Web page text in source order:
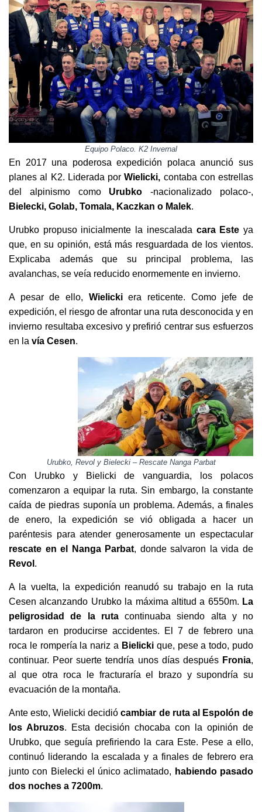
Equipo Polaco. K2 Invernal
En 2017 una poderosa expedición polaca anunció sus
planes al K2. Liderada porWielicki, contaba con estrellas
del alpinismo como Urubko -nacionalizado polaco-,
Bielecki, Golab, Tomala, Kaczkan o Malek.
Urubko propuso inicialmente la inescalada cara Este ya
que, en su opinión, está más resguardada de los vientos.
Explicaba además que su principal problema, las
avalanchas, se veía reducido enormemente en invierno.
A pesar de ello, Wielickiera reticente. Como jefe de
expedición, el riesgo de afrontar una ruta desconocida y en
invierno resultaba excesivo y prefirió centrar sus esfuerzos
en la vía Cesen.
Urubko, Revol y Bielecki – Rescate Nanga Parbat
Con Urubko y Bielicki de vanguardia, los polacos
comenzaron a equipar la ruta. Sin embargo, la constante
caída de piedras suponía un problema. Además, a finales
de enero, la expedición se vió obligada a hacer un
paréntesis para atender generosamente un espectacular
rescate en el Nanga Parbat, donde salvaron la vida de
Revol .
A la vuelta, la expedición reanudó su trabajo en la ruta
Cesen alcanzando Urubko la máxima altitud a 6550m. La
peligrosidad de la rutacontinuaba siendo alta y no
tardaron en producirse accidentes. El 7 de febrero una
roca le rompería la nariz a Bielickique, pese a todo, pudo
continuar. Peor suerte tendría unos días después Fronia,
al que otra roca le fracturaría el brazo y supondría su
evacuación de la montaña.
Ante esto, Wielicki decidiócambiar de ruta al Espolón de
los Abruzos. Esta decisión chocaba con la opinión de
Urubko, que seguía prefiriendo la cara Este. Pese a ello,
continuó liderando la escalada y a finales de febrero era
junto con Bielecki el único aclimatado, habiendo pasado
dos noches a 7200m.